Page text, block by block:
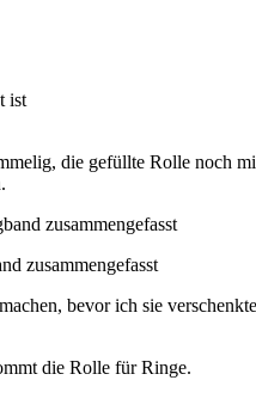
ist
die gefüllte Rolle noch
zusammengefasst
bevor ich sie
die Rolle für Ringe.